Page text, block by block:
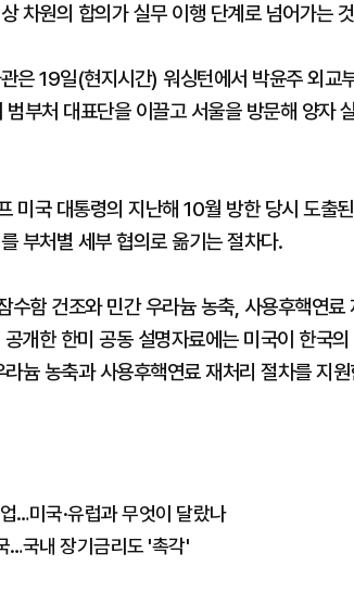
차원의 합의가 실무 이행 단계로 넘어가는
은 19일(현지시간) 워싱턴에서 박윤주 외교
부처 대표단을 이끌고 서울을 방문해 양자
미국 대통령의 지난해 10월 방한 당시 도출
부처별 세부 협의로 옮기는 절차다.
수함 건조와 민간 우라늄 농축, 사용후핵연료
개한 한미 공동 설명자료에는 미국이 한국
늄 농축과 사용후핵연료 재처리 절차를 지
…미국·유럽과 무엇이 달랐나
…국내 장기금리도 '촉각'